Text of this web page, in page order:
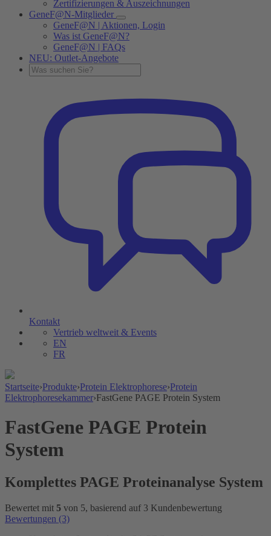
Zertifizierungen & Auszeichnungen
GeneF@N-Mitglieder
GeneF@N | Aktionen, Login
Was ist GeneF@N?
GeneF@N | FAQs
NEU: Outlet-Angebote
Kontakt
Vertrieb weltweit & Events
EN
FR
Startseite›Produkte›Protein Elektrophorese›Protein
Elektrophoresekammer›FastGene PAGE Protein System
FastGene PAGE Protein
System
Komplettes PAGE Proteinanalyse System
Bewertet mit 5 von 5, basierend auf 3 Kundenbewertung
Bewertungen (3)